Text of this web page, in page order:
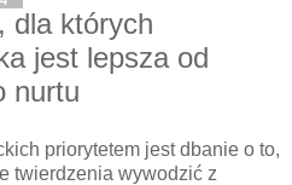
dla których
jest lepsza od
nurtu
priorytetem jest dbanie o to,
twierdzenia wywodzić z